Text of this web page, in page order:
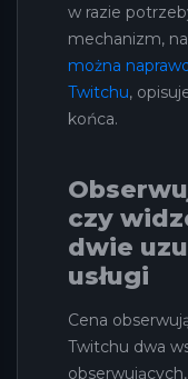
w razie
mechanizm,
można
Twitchu,
końca.
czy
dwie
usługi
Cena
Twitchu dwa